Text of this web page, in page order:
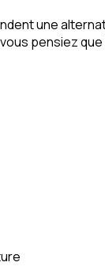
une
pensiez